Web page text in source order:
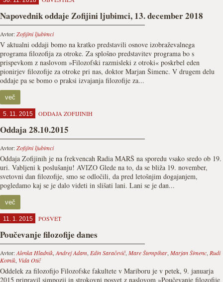
Napovednik oddaje Zofijini ljubimci, 13. december 2018
Avtor:Zofijini ljubimci
V aktualni oddaji bomo na kratko predstavili osnove izobraževalnega
programa filozofija za otroke. Za splošno predstavitev programa bo s
prispevkom z naslovom »Filozofski razmisleki z otroki« poskrbel eden
pionirjev filozofije za otroke pri nas, doktor Marjan Šimenc. V drugem delu
oddaje pa se bomo o praksi izvajanja filozofije za...
več
5. 11. 2015 ODDAJA ZOFIJINIH
Oddaja 28.10.2015
Avtor:Zofijini ljubimci
Oddaja Zofijinih je na frekvencah Radia MARŠ na sporedu vsako sredo ob 19.
uri. Vabljeni k poslušanju! AVIZO Glede na to, da se bliža 19. november,
svetovni dan filozofije, smo se odločili, da pred letošnjim dogajanjem,
pogledamo kaj se je dalo videti in slišati lani. Lani se je dan...
več
11. 1. 2015 POSVET
Poučevanje filozofije danes
Avtor:Alenka Hladnik, Andrej Adam, Edin Saračevič, Mare Štempihar, Marjan Šimenc, Rudi
Kotnik, Vida Otič
Oddelek za filozofijo Filozofske fakultete v Mariboru je v petek, 9. januarja
2015 pripravil simpozij in strokovni posvet z naslovom »Poučevanje filozofije